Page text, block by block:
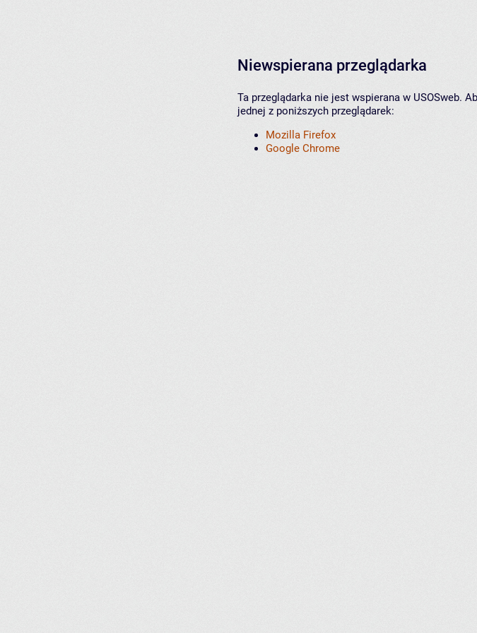
Niewspierana przeglądarka
Ta przeglądarka nie jest wspierana w USOSweb.
jednej z poniższych przeglądarek:
Mozilla Firefox
Google Chrome